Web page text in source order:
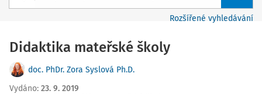
Rozšířené vyhledávání
Didaktika mateřské školy
doc. PhDr. Zora Syslová Ph.D.
Vydáno: 23. 9. 2019